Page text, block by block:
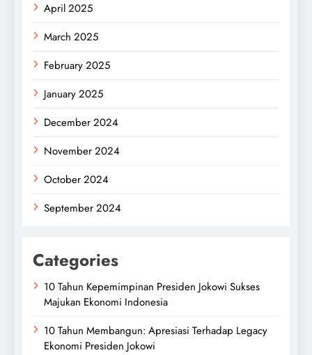
April 2025
March 2025
February 2025
January 2025
December 2024
November 2024
October 2024
September 2024
Categories
10 Tahun Kepemimpinan Presiden Jokowi Sukses
Majukan Ekonomi Indonesia
10 Tahun Membangun: Apresiasi Terhadap Legacy
Ekonomi Presiden Jokowi